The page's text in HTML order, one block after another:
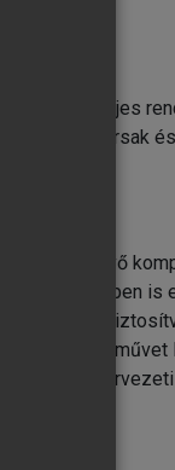
teljes
munkatársak
és növekvő
marketingben is
így
megírt művet
és szervezeti